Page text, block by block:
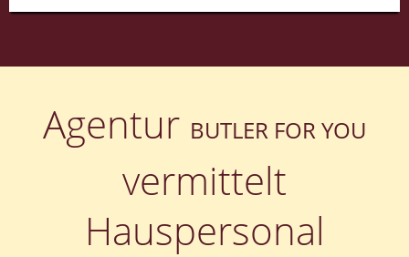
Agentur BUTLER FOR YOU
vermittelt
Hauspersonal